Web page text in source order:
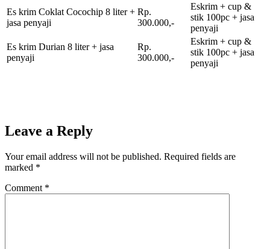
Es krim Coklat Cocochip 8 liter +
jasa penyaji
Rp.
300.000,-
Eskrim + cup &
stik 100pc + jasa
penyaji
Es krim Durian 8 liter + jasa
penyaji
Rp.
300.000,-
Eskrim + cup &
stik 100pc + jasa
penyaji
Leave a Reply
Your email address will not be published. Required fields are
marked *
Comment *